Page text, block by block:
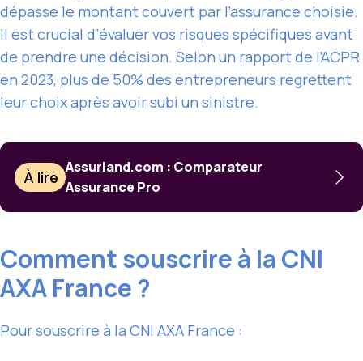
dépasse le montant couvert par l’assurance choisie.
Il est crucial d’évaluer vos risques spécifiques avant
de prendre une décision. Selon un rapport de l’ACPR
en 2023, plus de 50% des entrepreneurs regrettent
leur choix après avoir subi un sinistre.
À lire
Assurland.com : Comparateur
Assurance Pro
Comment souscrire à la CNI
AXA France ?
Pour souscrire à la CNI AXA France :